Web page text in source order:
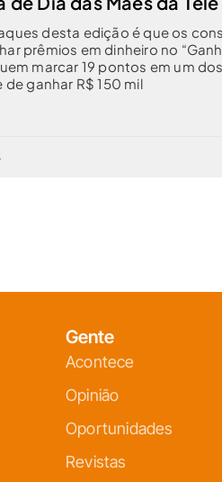
desta edição é que os
prêmios em dinheiro no
marcar 19 pontos em um
ganhar R$ 150 mil
Gente
Acontece
Opinião
Oportunidades
Revistas